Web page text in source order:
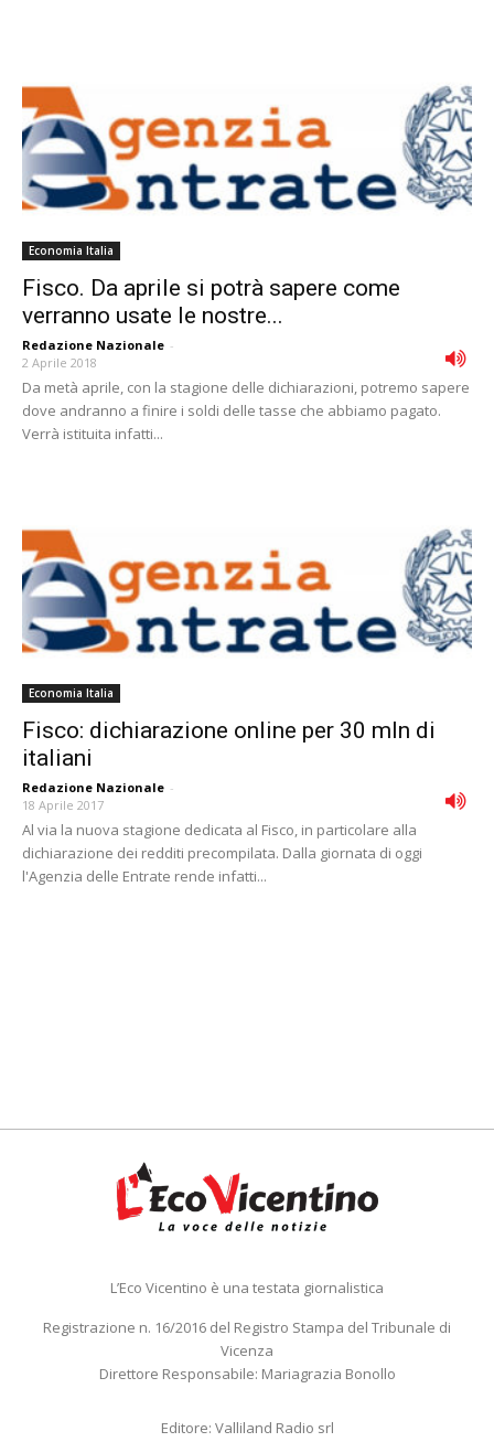
Economia Italia
Fisco. Da aprile si potrà sapere come
verranno usate le nostre...
Redazione Nazionale -
2 Aprile 2018
Da metà aprile, con la stagione delle dichiarazioni, potremo sapere
dove andranno a finire i soldi delle tasse che abbiamo pagato.
Verrà istituita infatti...
Economia Italia
Fisco: dichiarazione online per 30 mln di
italiani
Redazione Nazionale -
18 Aprile 2017
Al via la nuova stagione dedicata al Fisco, in particolare alla
dichiarazione dei redditi precompilata. Dalla giornata di oggi
l'Agenzia delle Entrate rende infatti...
L’Eco Vicentino è una testata giornalistica
Registrazione n. 16/2016 del Registro Stampa del Tribunale di
Vicenza
Direttore Responsabile: Mariagrazia Bonollo
Editore: Valliland Radio srl